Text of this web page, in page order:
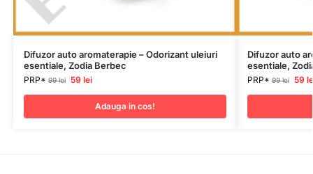
Difuzor auto aromaterapie – Odorizant uleiuri
esentiale, Zodia Berbec
PRP*99lei 59 lei
Adauga in cos!
Difuzor auto
esentiale,
PRP*99lei 59